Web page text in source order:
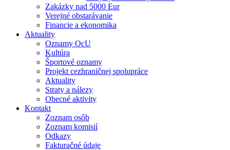
Zakázky nad 5000 Eur
Verejné obstarávanie
Financie a ekonomika
Aktuality
Oznamy OcU
Kultúra
Športové oznamy
Projekt cezhraničnej spolupráce
Aktuality
Straty a nálezy
Obecné aktivity
Kontakt
Zoznam osôb
Zoznam komisií
Odkazy
Fakturačné údaje